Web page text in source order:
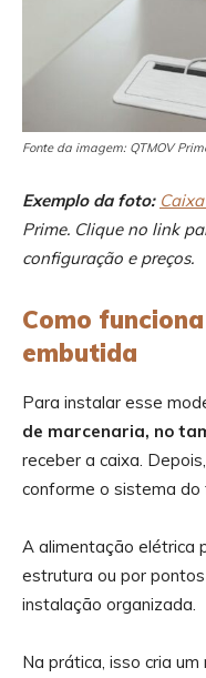
Fonte da imagem: QTMOV
Exemplo da foto:
Prime. Clique no link
configuração e preços.
Como
embutida
Para instalar esse
de marcenaria, no
receber a caixa.
conforme o sistema do
A alimentação elétrica
estrutura ou por
instalação organizada.
Na prática, isso cria